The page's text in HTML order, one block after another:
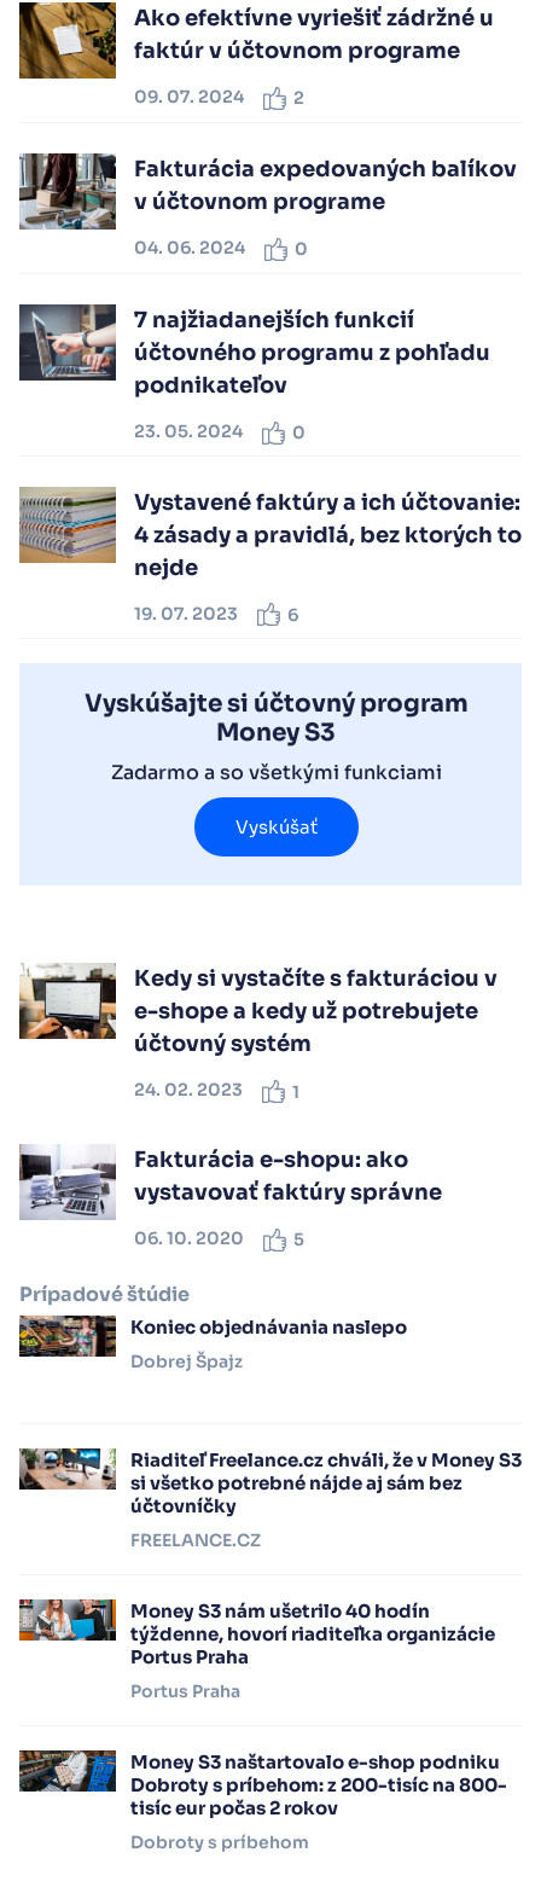
Ako efektívne vyriešiť zádržné u
faktúr v účtovnom programe
09. 07. 2024 2
Fakturácia expedovaných balíkov
v účtovnom programe
04. 06. 2024 0
7 najžiadanejších funkcií
účtovného programu z pohľadu
podnikateľov
23. 05. 2024 0
Vystavené faktúry a ich účtovanie:
4 zásady a pravidlá, bez ktorých to
nejde
19. 07. 2023 6
Vyskúšajte si účtovný program
Money S3
Zadarmo a so všetkými funkciami
Vyskúšať
Kedy si vystačíte s fakturáciou v
e-shope a kedy už potrebujete
účtovný systém
24. 02. 2023 1
Fakturácia e-shopu: ako
vystavovať faktúry správne
06. 10. 2020 5
Prípadové štúdie
Koniec objednávania naslepo
Dobrej Špajz
Riaditeľ Freelance.cz chváli, že v Money S3
si všetko potrebné nájde aj sám bez
účtovníčky
FREELANCE.CZ
Money S3 nám ušetrilo 40 hodín
týždenne, hovorí riaditeľka organizácie
Portus Praha
Portus Praha
Money S3 naštartovalo e-shop podniku
Dobroty s príbehom: z 200-tisíc na 800-
tisíc eur počas 2 rokov
Dobroty s príbehom